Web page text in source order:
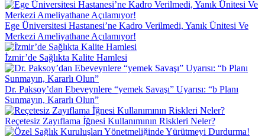
Ege Üniversitesi Hastanesi’ne Kadro Verilmedi, Yanık Ünitesi Ve
Merkezi Ameliyathane Açılamıyor!
İ̇zmir’de Sağlıkta Kalite Hamlesi
Dr. Paksoy’dan Ebeveynlere “yemek Savaşı” Uyarısı: “b Planı
Sunmayın, Kararlı Olun”
Reçetesiz Zayıflama İ̇ğnesi Kullanımının Riskleri Neler?